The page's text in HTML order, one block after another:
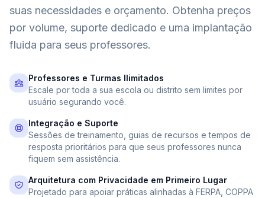
suas necessidades e orçamento. Obtenha preços
por volume, suporte dedicado e uma implantação
fluida para seus professores.
Professores e Turmas Ilimitados
Escale por toda a sua escola ou distrito sem limites por
usuário segurando você.
Integração e Suporte
Sessões de treinamento, guias de recursos e tempos de
resposta prioritários para que seus professores nunca
fiquem sem assistência.
Arquitetura com Privacidade em Primeiro Lugar
Projetado para apoiar práticas alinhadas à FERPA, COPPA